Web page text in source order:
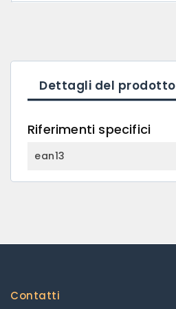
Dettagli del prodotto
Riferimenti specifici
ean13
Contatti